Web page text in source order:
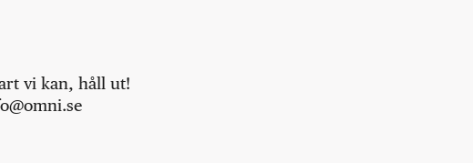
vi kan, håll ut!